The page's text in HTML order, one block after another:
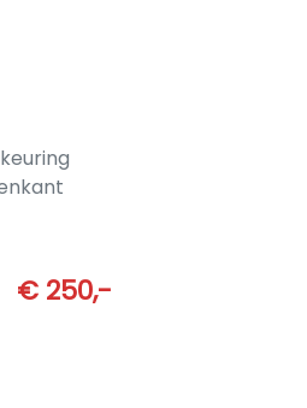
€ 250,-